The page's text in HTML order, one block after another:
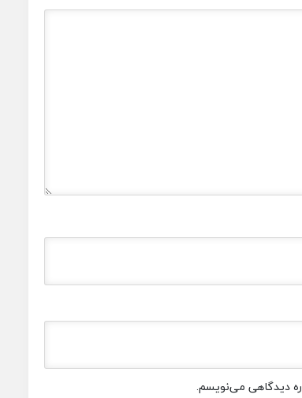
دیدگاهی می‌نویسم.